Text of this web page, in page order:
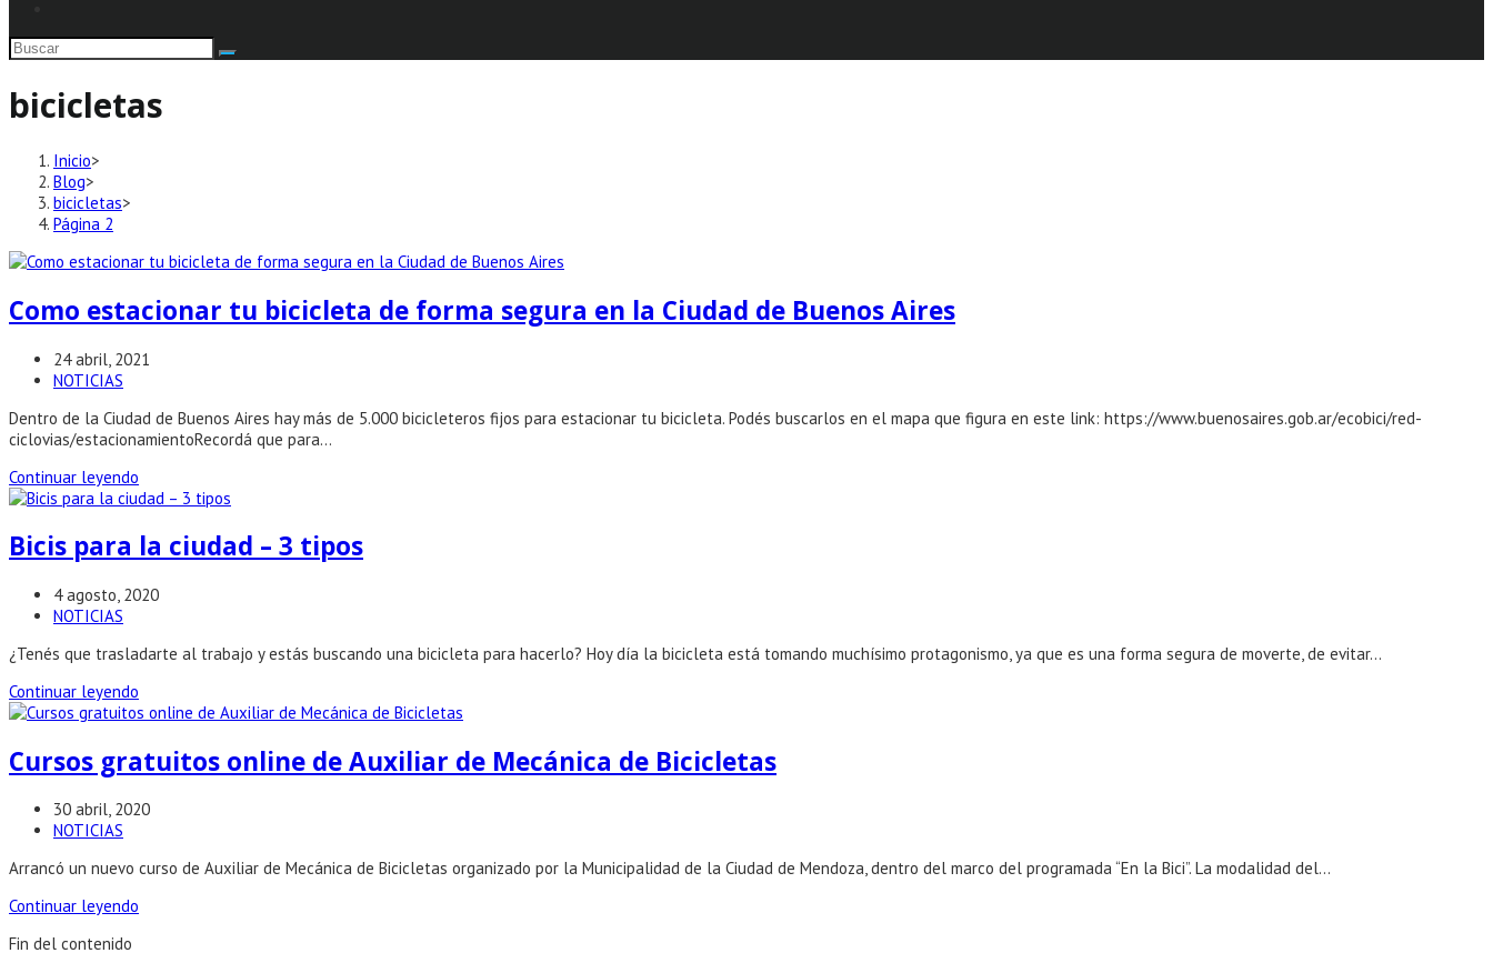
bicicletas
Inicio>
Blog>
bicicletas>
Página 2
Como estacionar tu bicicleta de forma segura en la Ciudad de Buenos Aires
Publicación
de
entrada:
24 abril, 2021
Categoría
la
entrada:
NOTICIAS
Dentro de la Ciudad de Buenos Aires hay más de 5.000 bicicleteros fijos para estacionar tu bicicleta. Podés buscarlos en el mapa que figura en este link: https://www.buenosaires.gob.ar/ecobici/red-
ciclovias/estacionamientoRecordá que para…
Continuar leyendo
estacionar
bicicleta
de
segura
la
Ciudad
Buenos
Bicis para la ciudad – 3 tipos
Publicación
de
entrada:
4 agosto, 2020
Categoría
la
NOTICIAS
¿Tenés que trasladarte al trabajo y estás buscando una bicicleta para hacerlo? Hoy día la bicicleta está tomando muchísimo protagonismo, ya que es una forma segura de moverte, de evitar…
Continuar leyendo
para
ciudad
–
tipos
Cursos gratuitos online de Auxiliar de Mecánica de Bicicletas
Publicación
de
entrada:
30 abril, 2020
Categoría
la
NOTICIAS
Arrancó un nuevo curso de Auxiliar de Mecánica de Bicicletas organizado por la Municipalidad de la Ciudad de Mendoza, dentro del marco del programada “En la Bici”. La modalidad del…
Continuar leyendo
Fin del contenido